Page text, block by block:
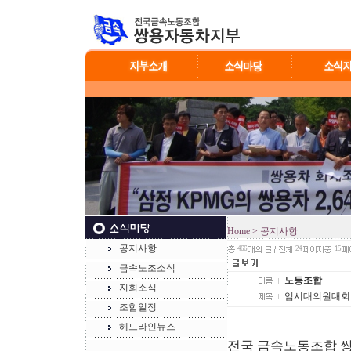
공지사항
금속노조소식
지회소식
조합일정
헤드라인뉴스
Home > 공지사항
466 24 15
노동조합
임시대의원대
전국 금속노동조합